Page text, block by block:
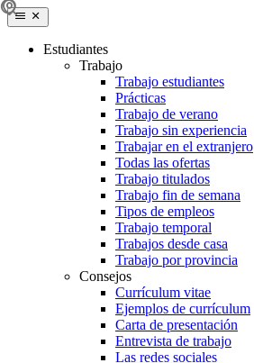
Estudiantes
Trabajo
Trabajo estudiantes
Prácticas
Trabajo de verano
Trabajo sin experiencia
Trabajar en el extranjero
Todas las ofertas
Trabajo titulados
Trabajo fin de semana
Tipos de empleos
Trabajo temporal
Trabajos desde casa
Trabajo por provincia
Consejos
Currículum vitae
Ejemplos de currículum
Carta de presentación
Entrevista de trabajo
Las redes sociales